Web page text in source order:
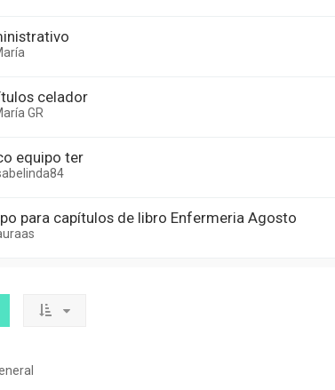
celador
GR
equipo ter
para capítulos de libro Enfermeria Agosto